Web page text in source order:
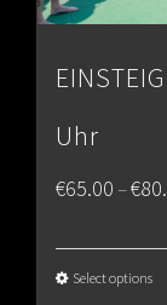
Uhr
€65.00–€
Select options